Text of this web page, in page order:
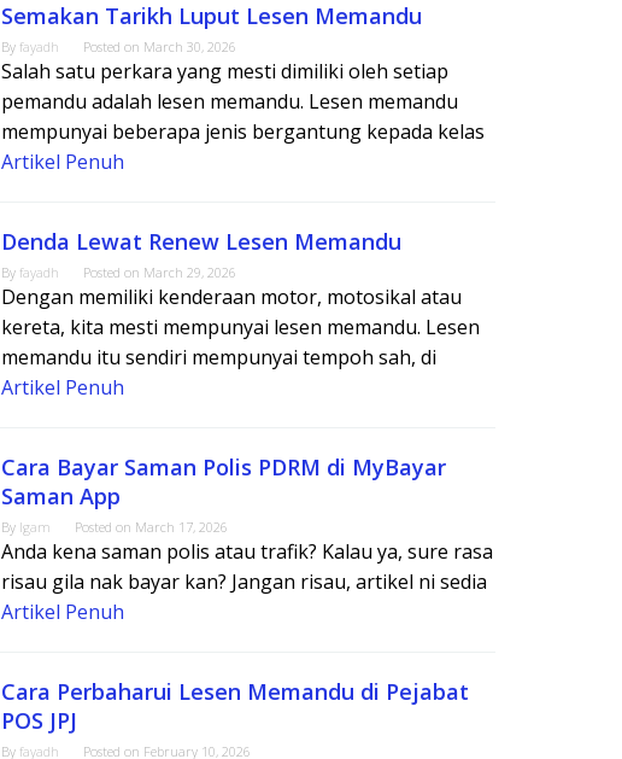
Semakan Tarikh Luput Lesen Memandu
By fayadh Posted on March 30, 2026
Salah satu perkara yang mesti dimiliki oleh setiap
pemandu adalah lesen memandu. Lesen memandu
mempunyai beberapa jenis bergantung kepada kelas
Artikel Penuh
Denda Lewat Renew Lesen Memandu
By fayadh Posted on March 29, 2026
Dengan memiliki kenderaan motor, motosikal atau
kereta, kita mesti mempunyai lesen memandu. Lesen
memandu itu sendiri mempunyai tempoh sah, di
Artikel Penuh
Cara Bayar Saman Polis PDRM di MyBayar
Saman App
By Igam Posted on March 17, 2026
Anda kena saman polis atau trafik? Kalau ya, sure rasa
risau gila nak bayar kan? Jangan risau, artikel ni sedia
Artikel Penuh
Cara Perbaharui Lesen Memandu di Pejabat
POS JPJ
By fayadh Posted on February 10, 2026